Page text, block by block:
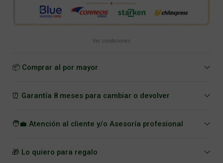
Ver condiciones
📦 Comprar al por mayor
⏰ Garantía 8 meses para cambiar o devolver
🧑‍💼 Atención al cliente y/o Asesoría profesional
🎁 Lo quiero para regalo